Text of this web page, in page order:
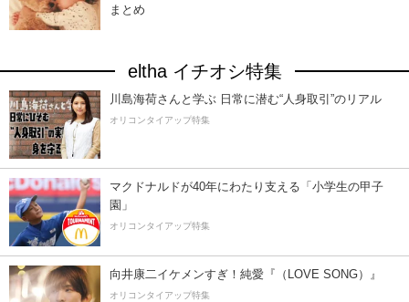
まとめ
eltha イチオシ特集
川島海荷さんと学ぶ 日常に潜む“人身取引”のリアル
オリコンタイアップ特集
マクドナルドが40年にわたり支える「小学生の甲子
園」
オリコンタイアップ特集
向井康二イケメンすぎ！純愛『（LOVE SONG）』
オリコンタイアップ特集